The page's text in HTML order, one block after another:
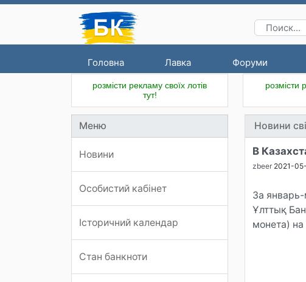
Головна Лавка Форуми
розмісти рекламу своїх лотів
тут!
розмісти
Меню
Новини
Особистий кабінет
Історичний календар
Стан банкноти
Новини
В
zbeer 2021-
За
Ұлттық
монета)